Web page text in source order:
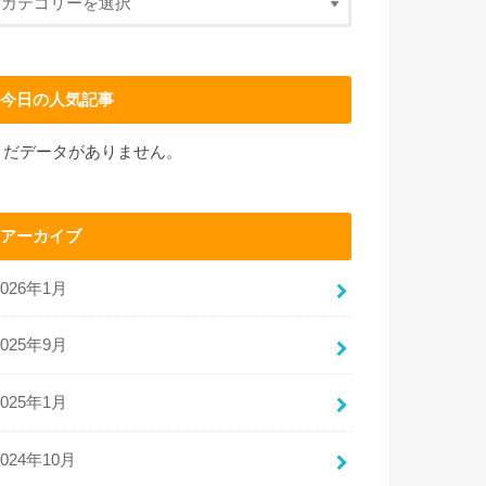
今日の人気記事
データがありません。
アーカイブ
年1月
年9月
年1月
年10月